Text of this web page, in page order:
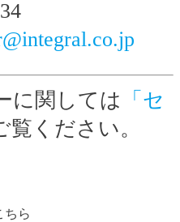
に関しては
「セ
覧ください。
ちら